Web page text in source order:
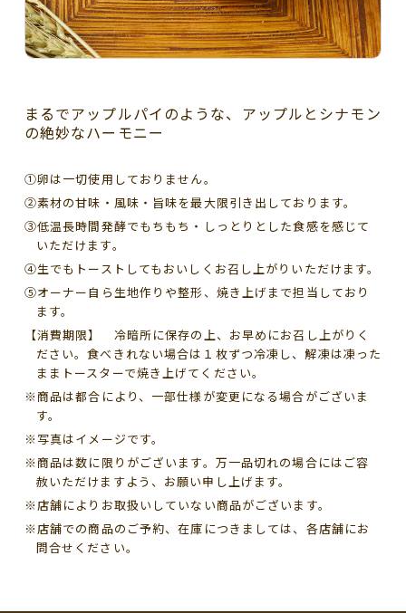
まるでアップルパイのような、アップルとシナモン
の絶妙なハーモニー
①卵は一切使用しておりません。
②素材の甘味・風味・旨味を最大限引き出しております。
③低温長時間発酵でもちもち・しっとりとした食感を感じて
いただけます。
④生でもトーストしてもおいしくお召し上がりいただけます。
⑤オーナー自ら生地作りや整形、焼き上げまで担当しており
ます。
【消費期限】 冷暗所に保存の上、お早めにお召し上がりく
ださい。食べきれない場合は１枚ずつ冷凍し、解凍は凍った
ままトースターで焼き上げてください。
※商品は都合により、一部仕様が変更になる場合がございま
す。
※写真はイメージです。
※商品は数に限りがございます。万一品切れの場合にはご容
赦いただけますよう、お願い申し上げます。
※店舗によりお取扱いしていない商品がございます。
※店舗での商品のご予約、在庫につきましては、各店舗にお
問合せください。